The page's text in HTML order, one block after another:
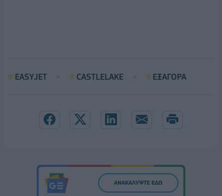
EASYJET CASTLELAKE ΕΞΑΓΟΡΑ